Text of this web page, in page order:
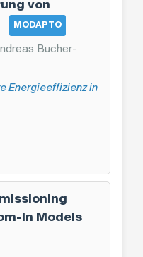
von
MODAPTO
Bucher-
Energieeffizienz in
In Models